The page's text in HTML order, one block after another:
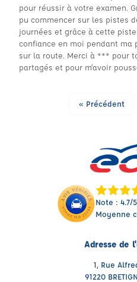
pour réussir à votre examen.
pu commencer sur les pistes
journées et grâce à cette
confiance en moi pendant ma
sur la route. Merci à *** pour
partagés et pour m’avoir
« Précédent
Note : 4.7/5
Moyenne
Adresse de
1, Rue
91220